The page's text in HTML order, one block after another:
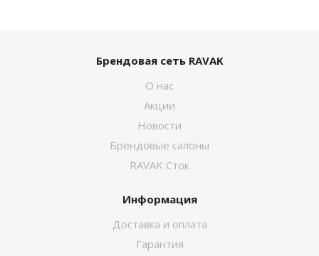
Брендовая сеть RAVAK
О нас
Акции
Новости
Брендовые салоны
RAVAK Сток
Информация
Доставка и оплата
Гарантия